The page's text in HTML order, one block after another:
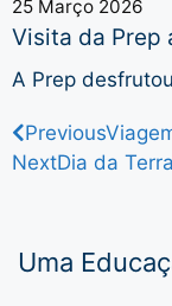
25 Março 2026
Visita da Prep
A Prep
Previous
NextDia da Terra
Uma